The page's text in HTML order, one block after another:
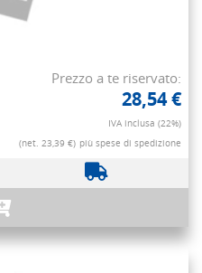
Prezzo a te riservato:
28,54 €
IVA inclusa (22%)
(net. 23,39 €) più spese di spedizione